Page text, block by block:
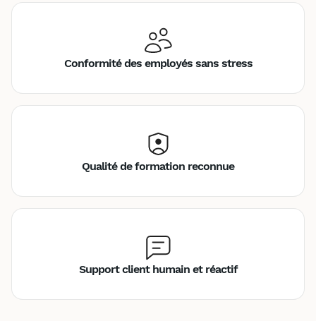
Conformité des employés sans stress
Qualité de formation reconnue
Support client humain et réactif